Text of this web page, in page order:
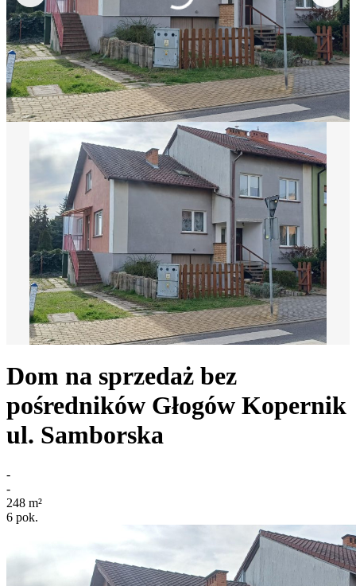
Dom na sprzedaż bez
pośredników Głogów Kopernik
ul. Samborska
-
-
248 m²
6 pok.